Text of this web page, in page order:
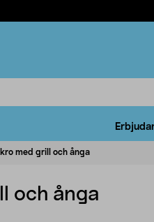
med grill och ånga
och ånga